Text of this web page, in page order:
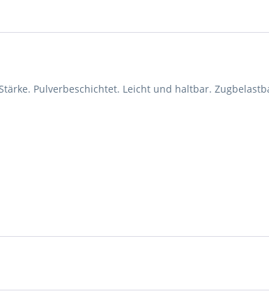
Pulverbeschichtet. Leicht und haltbar.